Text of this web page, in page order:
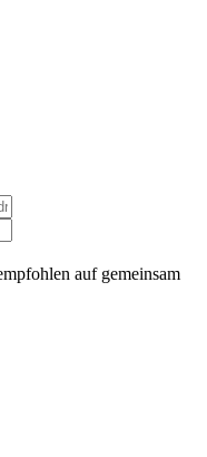
auf gemeinsam